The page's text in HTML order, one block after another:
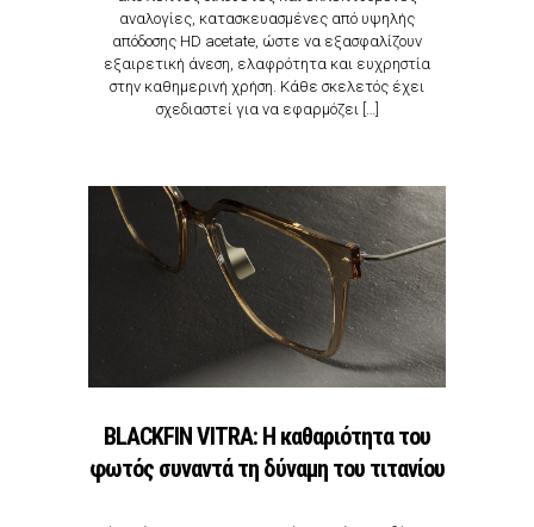
αναλογίες, κατασκευασμένες από υψηλής
απόδοσης HD acetate, ώστε να εξασφαλίζουν
εξαιρετική άνεση, ελαφρότητα και ευχρηστία
στην καθημερινή χρήση. Κάθε σκελετός έχει
σχεδιαστεί για να εφαρμόζει […]
BLACKFIN VITRA: Η καθαριότητα του
φωτός συναντά τη δύναμη του τιτανίου